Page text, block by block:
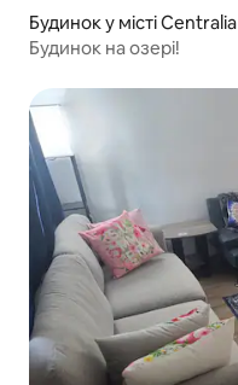
Будинок у місті Centralia
Будинок на озері!